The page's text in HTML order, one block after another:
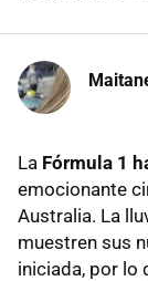
La Fórmula 1
emocionante
Australia. La
muestren sus
iniciada, por lo